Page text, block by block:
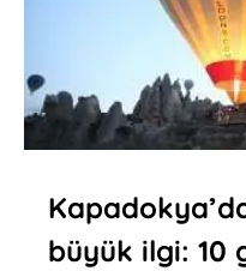
büyük ilgi: 10